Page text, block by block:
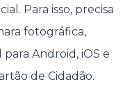
Para isso, precisa
fotográfica,
Android, iOS e
de Cidadão.